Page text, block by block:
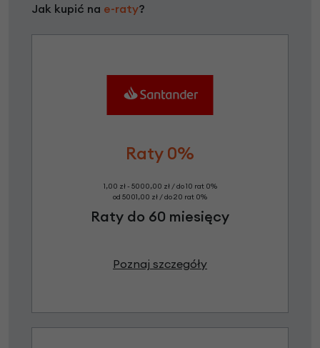
Jak kupić na e-raty?
Raty 0%
1,00 zł - 5000,00 zł / do 10 rat 0%
od 5001,00 zł / do 20 rat 0%
Raty do 60 miesięcy
Poznaj szczegóły